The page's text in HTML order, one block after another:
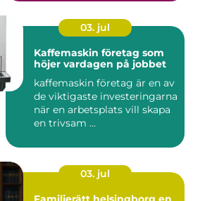
03. jul
Kaffemaskin företag som
höjer vardagen på jobbet
kaffemaskin företag är en av
de viktigaste investeringarna
när en arbetsplats vill skapa
en trivsam ...
03. jul